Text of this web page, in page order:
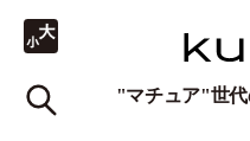
"マチュア"世代